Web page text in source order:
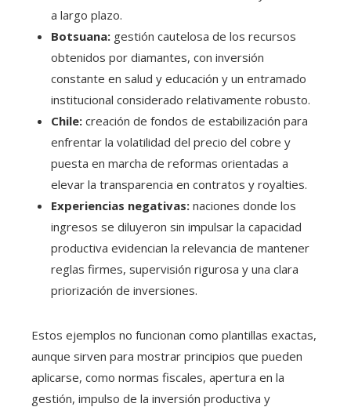
a largo plazo.
Botsuana: gestión cautelosa de los recursos
obtenidos por diamantes, con inversión
constante en salud y educación y un entramado
institucional considerado relativamente robusto.
Chile: creación de fondos de estabilización para
enfrentar la volatilidad del precio del cobre y
puesta en marcha de reformas orientadas a
elevar la transparencia en contratos y royalties.
Experiencias negativas: naciones donde los
ingresos se diluyeron sin impulsar la capacidad
productiva evidencian la relevancia de mantener
reglas firmes, supervisión rigurosa y una clara
priorización de inversiones.
Estos ejemplos no funcionan como plantillas exactas,
aunque sirven para mostrar principios que pueden
aplicarse, como normas fiscales, apertura en la
gestión, impulso de la inversión productiva y